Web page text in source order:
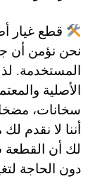
قطع غيار
نحن نؤمن أن
المستخدمة.
الأصلية
سخانات،
أننا لا نقدم
لك أن القطعة
دون الحاجة